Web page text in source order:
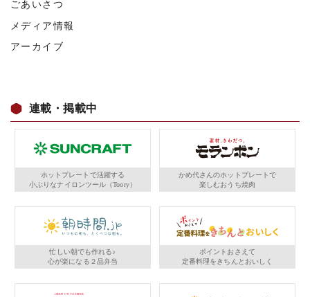
ごあいさつ
メディア情報
アーカイブ
連載・掲載中
ホットプレートで活躍する
小ぶりなナイロンツール（Toory）
かめ代さんのホットプレートで
楽しむおうち焼肉
忙しい朝でも作れる♪
心が楽になる２品弁当
ポイントおさえて
定番料理をきちんとおいしく